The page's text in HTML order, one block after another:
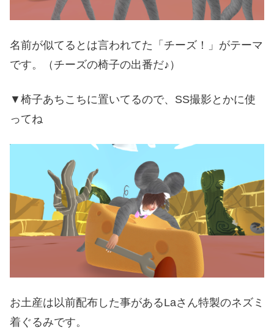
名前が似てるとは言われてた「チーズ！」がテーマ
です。（チーズの椅子の出番だ♪）
▼椅子あちこちに置いてるので、SS撮影とかに使
ってね
お土産は以前配布した事があるLaさん特製のネズミ
着ぐるみです。